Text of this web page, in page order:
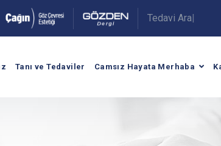
.
|
Tanı ve Tedaviler Camsız Hayata Merhaba